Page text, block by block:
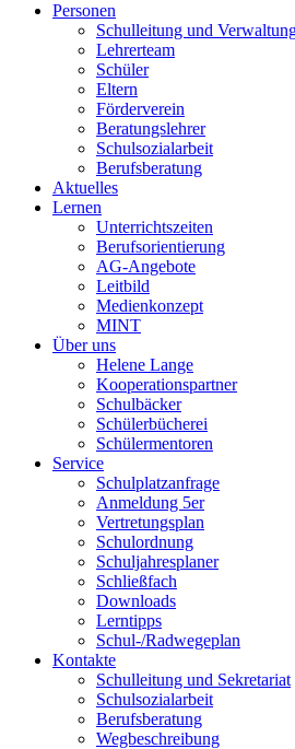
Personen
Schulleitung und
Lehrerteam
Schüler
Eltern
Förderverein
Beratungslehrer
Schulsozialarbeit
Berufsberatung
Aktuelles
Lernen
Unterrichtszeiten
Berufsorientierung
AG-Angebote
Leitbild
Medienkonzept
MINT
Über uns
Helene Lange
Kooperationspartner
Schulbäcker
Schülerbücherei
Schülermentoren
Service
Schulplatzanfrage
Anmeldung 5er
Vertretungsplan
Schulordnung
Schuljahresplaner
Schließfach
Downloads
Lerntipps
Schul-/Radwegeplan
Kontakte
Schulleitung und Sekretariat
Schulsozialarbeit
Berufsberatung
Wegbeschreibung